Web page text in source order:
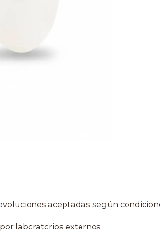
aceptadas según
laboratorios externos